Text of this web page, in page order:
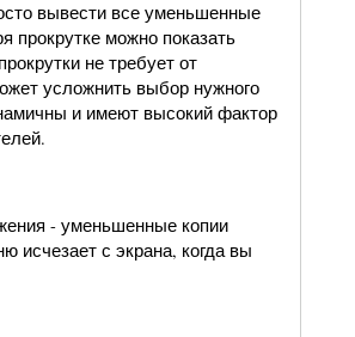
вывести все уменьшенные
прокрутке можно показать
не требует от
усложнить выбор нужного
и имеют высокий фактор
- уменьшенные копии
исчезает с экрана, когда вы